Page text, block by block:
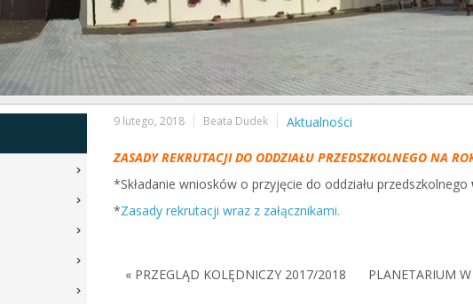
9 lutego, 2018 Beata Dudek Aktualności
ZASADY REKRUTACJI DO ODDZIAŁU PRZEDSZKOLNEGO NA
*Składanie wniosków o przyjęcie do oddziału przedszkolnego
*Zasady rekrutacji wraz z załącznikami.
« PRZEGLĄD KOLĘDNICZY 2017/2018 PLANETARIUM